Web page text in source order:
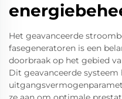
Het geavanceerde
fasegeneratoren is een
doorbraak op het gebied
Dit geavanceerde systeem